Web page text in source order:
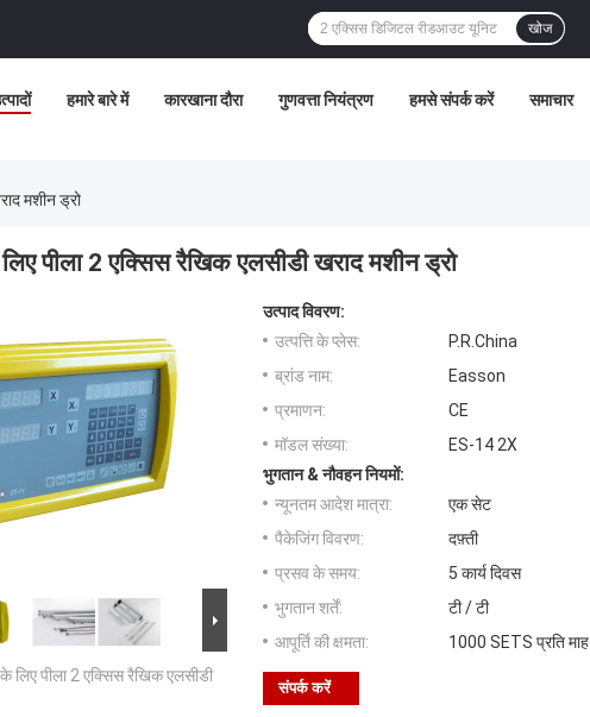
खोज
हमारे बारे में कारखाना दौरा गुणवत्ता नियंत्रण हमसे संपर्क करें समाचार
मशीन ड्रो
पीला 2 एक्सिस रैखिक एलसीडी खराद मशीन ड्रो
लिए पीला 2 एक्सिस रैखिक एलसीडी
उत्पाद विवरण:
उत्पत्ति के प्लेस:
P.R.China
ब्रांड नाम:
Easson
प्रमाणन:
CE
मॉडल संख्या:
ES-14 2X
भुगतान & नौवहन नियमों:
न्यूनतम आदेश मात्रा:
एक सेट
पैकेजिंग विवरण:
दफ़्ती
प्रसव के समय:
5 कार्य दिवस
भुगतान शर्तें:
टी / टी
आपूर्ति की क्षमता:
1000 SETS प्रति माह
संपर्क करें